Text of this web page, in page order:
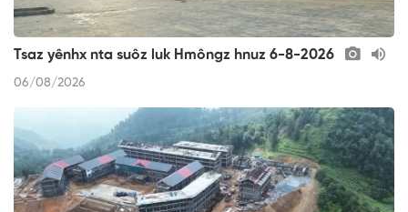
Tsaz yênhx nta suôz luk Hmôngz hnuz 6-8-2026
06/08/2026